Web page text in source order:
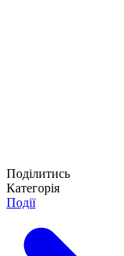
Поділитись
Категорія
Події